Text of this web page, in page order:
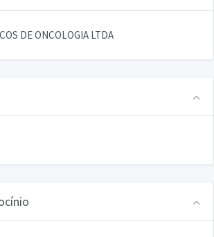
DE ONCOLOGIA LTDA